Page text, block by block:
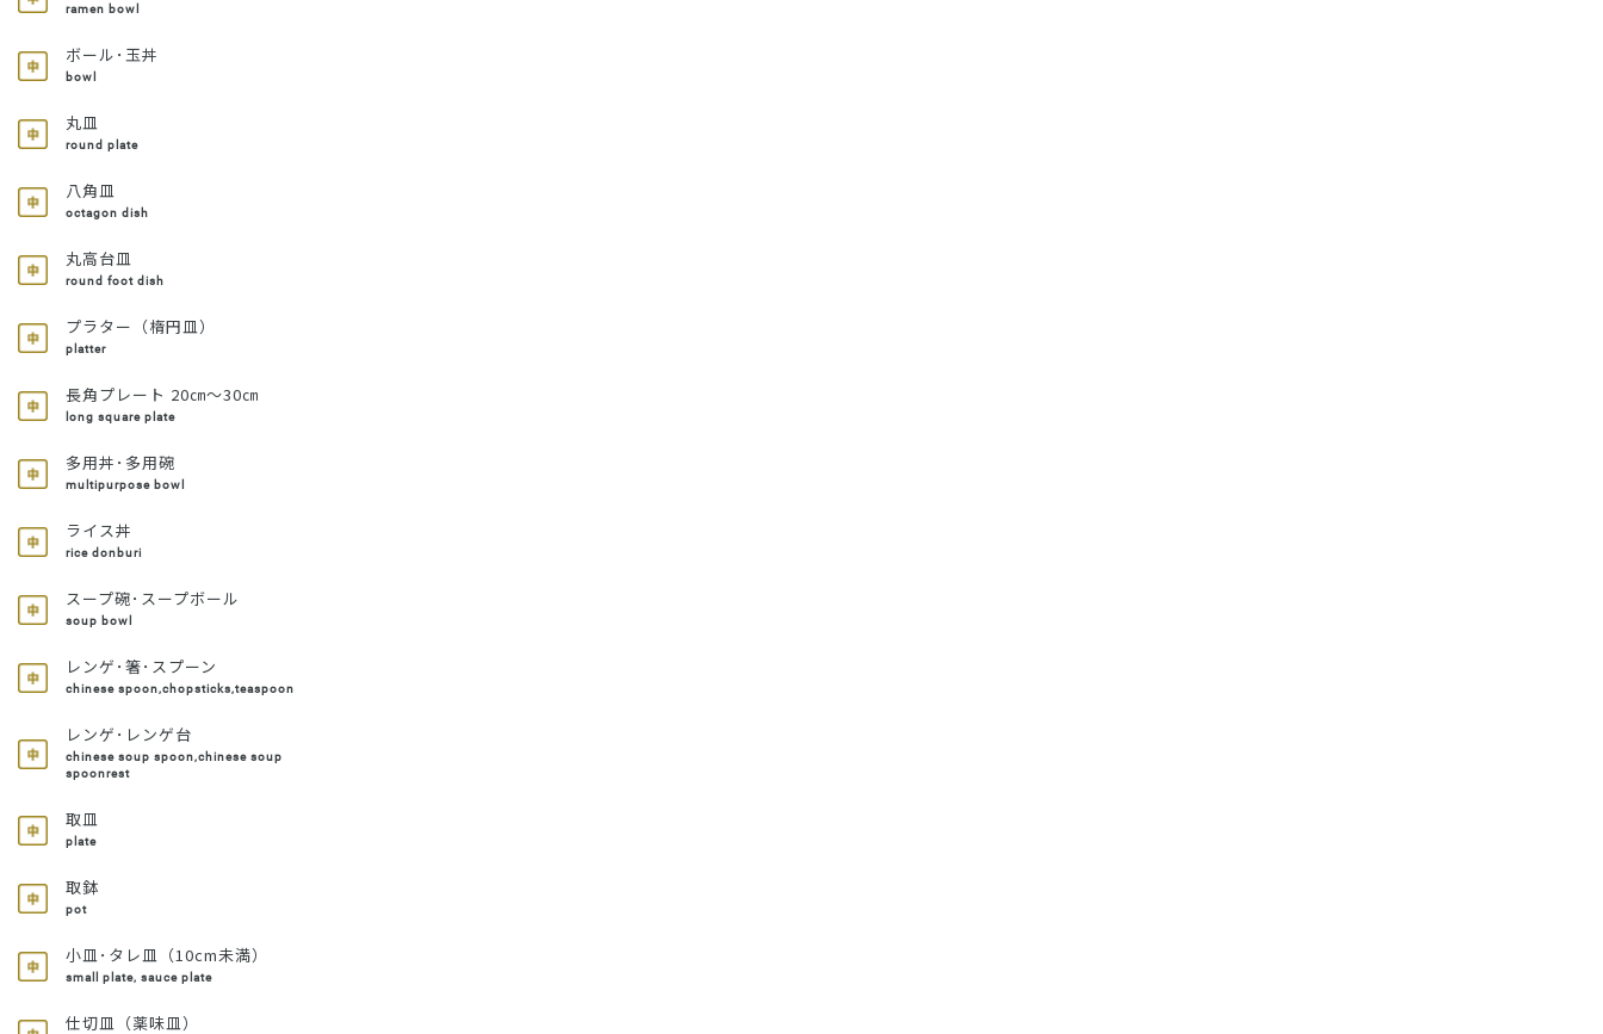
ramen bowl
ボール･玉丼
bowl
丸皿
round plate
八角皿
octagon dish
丸高台皿
round foot dish
プラター（楕円皿）
platter
長角プレート 20㎝～30㎝
long square plate
多用丼･多用碗
multipurpose bowl
ライス丼
rice donburi
スープ碗･スープボール
soup bowl
レンゲ･箸･スプーン
chinese spoon,chopsticks,teaspoon
レンゲ･レンゲ台
chinese soup spoon,chinese soup
spoonrest
取皿
plate
取鉢
pot
小皿･タレ皿（10cm未満）
small plate, sauce plate
仕切皿（薬味皿）